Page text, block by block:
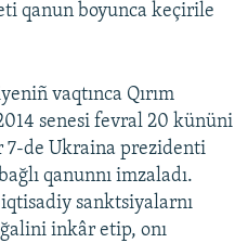
qanun boyunca keçirile
vaqtınca Qırım
senesi fevral 20 kününi
7-de Ukraina prezidenti
qanunnı imzaladı.
sanktsiyalarnı
inkâr etip, onı